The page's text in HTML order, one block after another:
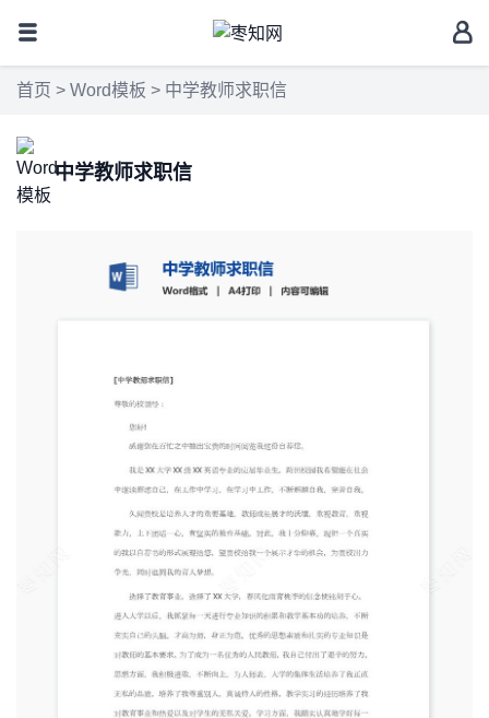
首页 > Word模板 > 中学教师求职信
中学教师求职信